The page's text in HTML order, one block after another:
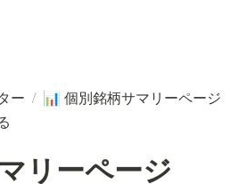
ー / 📊 個別銘柄サマリーページ
リーページ